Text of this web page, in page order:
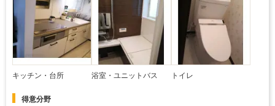
キッチン・台所 浴室・ユニットバス トイレ
得意分野